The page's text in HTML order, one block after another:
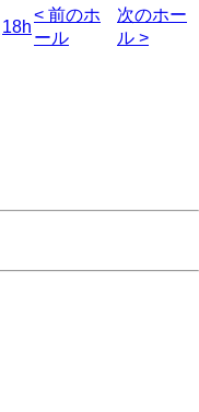
18h
< 前のホ
ール
次のホー
ル >